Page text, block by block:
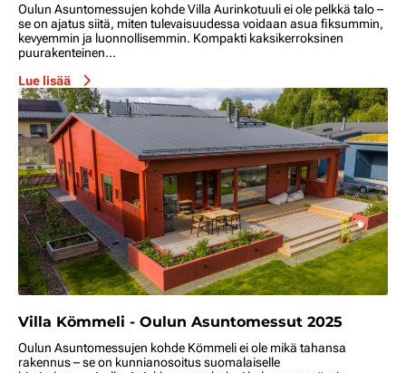
Oulun Asuntomessujen kohde Villa Aurinkotuuli ei ole pelkkä talo –
se on ajatus siitä, miten tulevaisuudessa voidaan asua fiksummin,
kevyemmin ja luonnollisemmin. Kompakti kaksikerroksinen
puurakenteinen...
Lue lisää
Villa Kömmeli - Oulun Asuntomessut 2025
Oulun Asuntomessujen kohde Kömmeli ei ole mikä tahansa
rakennus – se on kunnianosoitus suomalaiselle